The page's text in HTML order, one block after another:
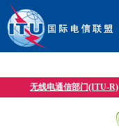
无线电通信部门(ITU-R)